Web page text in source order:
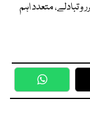
تبادلے، متعدد اہم
WhatsApp